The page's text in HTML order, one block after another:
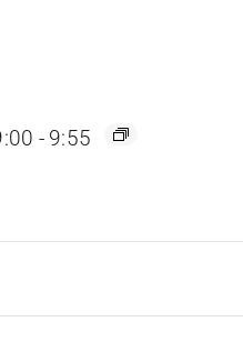
- 9:55